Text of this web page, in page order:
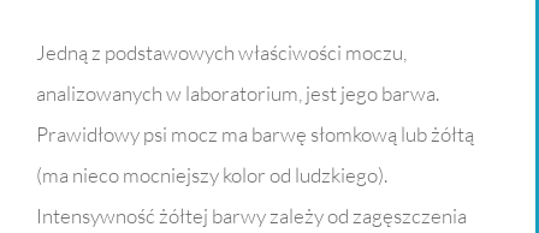
Jedną z podstawowych właściwości moczu,
analizowanych w laboratorium, jest jego barwa.
Prawidłowy psi mocz ma barwę słomkową lub żółtą
(ma nieco mocniejszy kolor od ludzkiego).
Intensywność żółtej barwy zależy od zagęszczenia